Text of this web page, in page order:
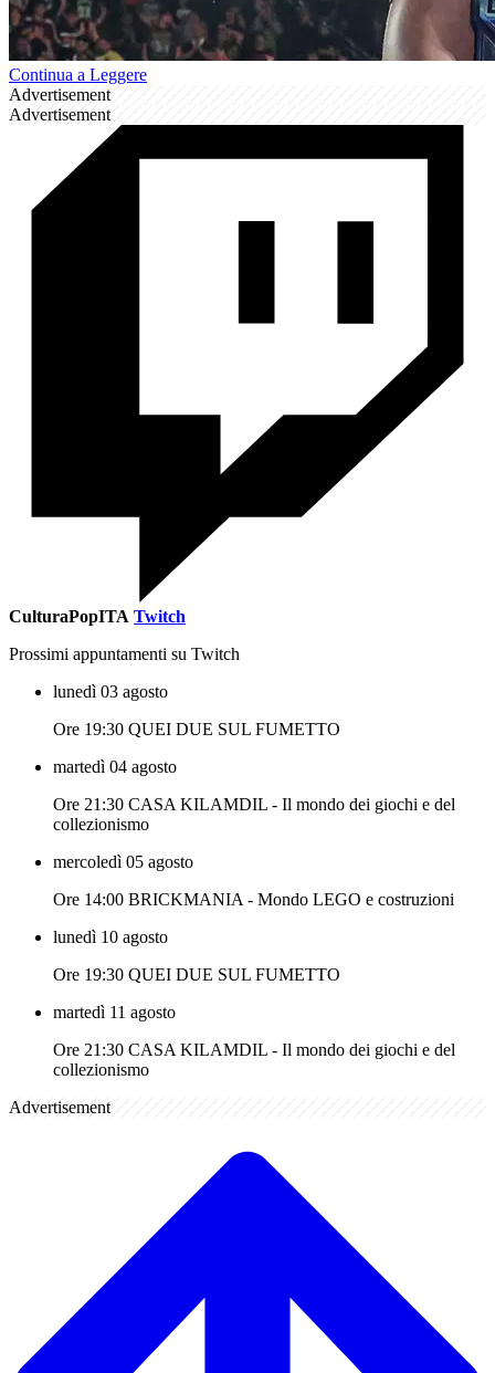
Continua a Leggere
Advertisement
Advertisement
CulturaPopITA Twitch
Prossimi appuntamenti su Twitch
lunedì 03 agosto
Ore 19:30 QUEI DUE SUL FUMETTO
martedì 04 agosto
Ore 21:30 CASA KILAMDIL - Il mondo dei giochi e del
collezionismo
mercoledì 05 agosto
Ore 14:00 BRICKMANIA - Mondo LEGO e costruzioni
lunedì 10 agosto
Ore 19:30 QUEI DUE SUL FUMETTO
martedì 11 agosto
Ore 21:30 CASA KILAMDIL - Il mondo dei giochi e del
collezionismo
Advertisement